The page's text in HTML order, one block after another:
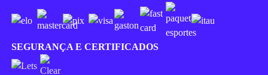
SEGURANÇA E CERTIFICADOS